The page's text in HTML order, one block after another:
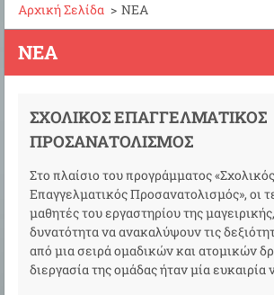
Αρχική Σελίδα > ΝΕΑ
ΝΈΑ
ΣΧΟΛΙΚΌΣ ΕΠΑΓΓΕΛΜΑΤΙΚΌΣ
ΠΡΟΣΑΝΑΤΟΛΙΣΜΌΣ
Στο πλαίσιο του προγράμματος «Σχολικός
Επαγγελματικός Προσανατολισμός», οι
μαθητές του εργαστηρίου της
δυνατότητα να ανακαλύψουν τις
από μια σειρά ομαδικών και ατομικών
διεργασία της ομάδας ήταν μία ευκαιρία